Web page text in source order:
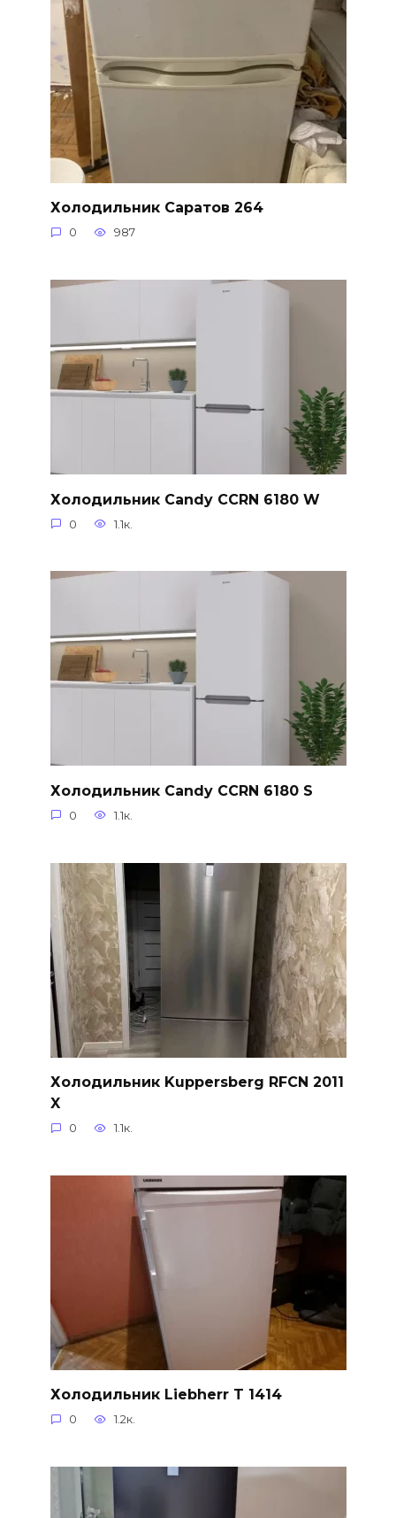
Холодильник Саратов 264
0 987
Холодильник Candy CCRN 6180 W
0 1.1к.
Холодильник Candy CCRN 6180 S
0 1.1к.
Холодильник Kuppersberg RFCN 2011
X
0 1.1к.
Холодильник Liebherr T 1414
0 1.2к.